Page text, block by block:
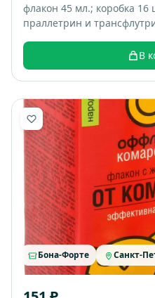
флакон 45 мл.; коробка 16
праллетрин и
В
Бона-Форте Санкт-